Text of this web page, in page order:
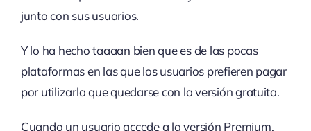
junto con sus usuarios.
Y lo ha hecho taaaan bien que es de las pocas
plataformas en las que los usuarios prefieren pagar
por utilizarla que quedarse con la versión gratuita.
Cuando un usuario accede a la versión Premium,